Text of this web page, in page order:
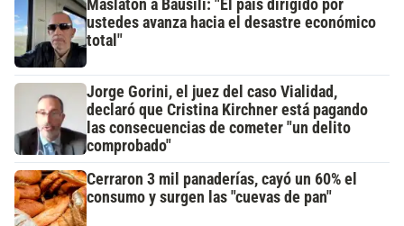
Maslatón a Bausili: "El país dirigido por
ustedes avanza hacia el desastre económico
total"
Jorge Gorini, el juez del caso Vialidad,
declaró que Cristina Kirchner está pagando
las consecuencias de cometer "un delito
comprobado"
Cerraron 3 mil panaderías, cayó un 60% el
consumo y surgen las "cuevas de pan"